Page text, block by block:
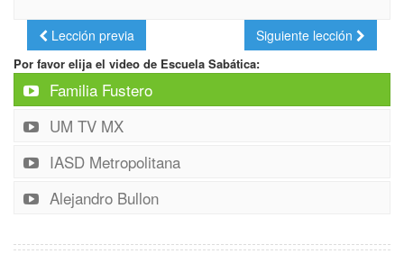
Lección previa Siguiente lección
Por favor elija el video de Escuela Sabática:
Familia Fustero
UM TV MX
IASD Metropolitana
Alejandro Bullon